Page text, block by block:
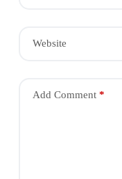
Website
Add Comment*